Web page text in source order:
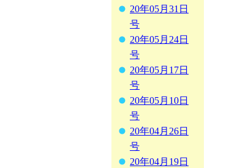
20年05月31日
号
20年05月24日
号
20年05月17日
号
20年05月10日
号
20年04月26日
号
20年04月19日